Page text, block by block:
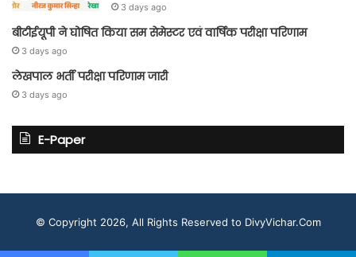
3 days ago
बीटीईयूपी ने घोषित किया सम सेमेस्टर एवं वार्षिक परीक्षा परिणाम
3 days ago
लेखपाल भर्ती परीक्षा परिणाम जारी
3 days ago
E-Paper
© Copyright 2026, All Rights Reserved to DivyVichar.Com